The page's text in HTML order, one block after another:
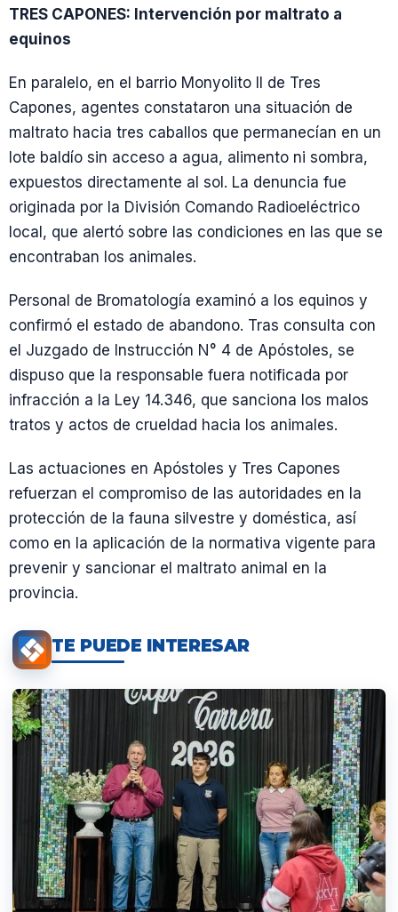
TRES CAPONES: Intervención por maltrato a
equinos
En paralelo, en el barrio Monyolito II de Tres
Capones, agentes constataron una situación de
maltrato hacia tres caballos que permanecían en un
lote baldío sin acceso a agua, alimento ni sombra,
expuestos directamente al sol. La denuncia fue
originada por la División Comando Radioeléctrico
local, que alertó sobre las condiciones en las que se
encontraban los animales.
Personal de Bromatología examinó a los equinos y
confirmó el estado de abandono. Tras consulta con
el Juzgado de Instrucción N° 4 de Apóstoles, se
dispuso que la responsable fuera notificada por
infracción a la Ley 14.346, que sanciona los malos
tratos y actos de crueldad hacia los animales.
Las actuaciones en Apóstoles y Tres Capones
refuerzan el compromiso de las autoridades en la
protección de la fauna silvestre y doméstica, así
como en la aplicación de la normativa vigente para
prevenir y sancionar el maltrato animal en la
provincia.
TE PUEDE INTERESAR